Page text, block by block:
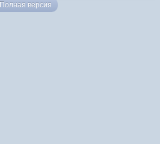
Полная версия